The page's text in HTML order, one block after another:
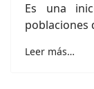
Es una
poblaciones
Leer más…